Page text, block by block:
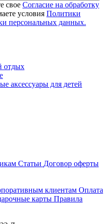
свое Согласие на обработку
условия Политики
персональных данных.
отдых
аксессуары для детей
Статьи Договор оферты
клиентам Оплата
карты Правила